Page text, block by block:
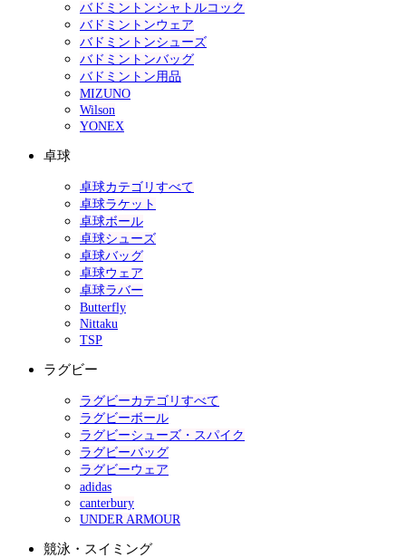
バドミントンシャトルコック
バドミントンウェア
バドミントンシューズ
バドミントンバッグ
バドミントン用品
MIZUNO
Wilson
YONEX
卓球
卓球カテゴリすべて
卓球ラケット
卓球ボール
卓球シューズ
卓球バッグ
卓球ウェア
卓球ラバー
Butterfly
Nittaku
TSP
ラグビー
ラグビーカテゴリすべて
ラグビーボール
ラグビーシューズ・スパイク
ラグビーバッグ
ラグビーウェア
adidas
canterbury
UNDER ARMOUR
競泳・スイミング